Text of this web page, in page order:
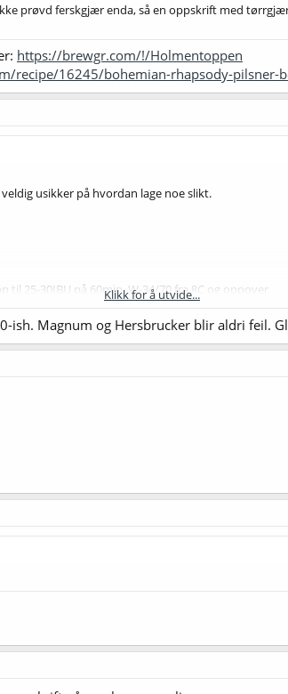
prøvd ferskgjær enda, så en oppskrift med
https://brewgr.com/!/Holmentoppen
recipe/16245/bohemian-rhapsody-pilsner-
usikker på hvordan lage noe slikt.
til 25-30IBU på 60min, W-34/70 fra 8C og oppover
evt annen av denne typen?
Klikk for å utvide...
ish. Magnum og Hersbrucker blir aldri feil.